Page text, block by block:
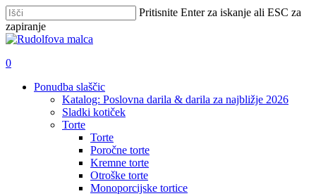
Skip
to
main
Pritisnite Enter za iskanje ali ESC za
zapiranje
Zapri
išči
account
0
Ponudba slaščic
Katalog: Poslovna darila & darila za najbližje 2026
Sladki kotiček
Torte
Torte
Poročne torte
Kremne torte
Otroške torte
Monoporcijske tortice